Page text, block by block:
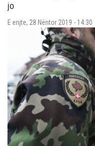
jo
E enjte, 28 Nëntor 2019 - 14:30